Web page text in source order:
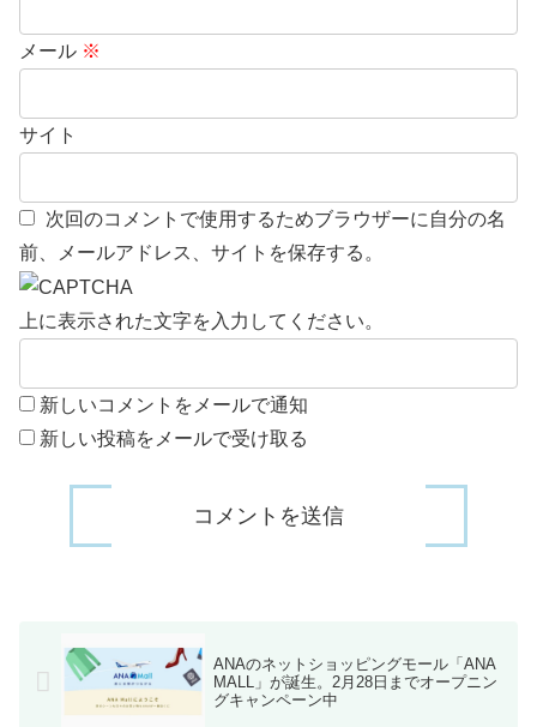
メール ※
サイト
次回のコメントで使用するためブラウザーに自分の名
前、メールアドレス、サイトを保存する。
上に表示された文字を入力してください。
新しいコメントをメールで通知
新しい投稿をメールで受け取る
ANAのネットショッピングモール「ANA
MALL」が誕生。2月28日までオープニン
グキャンペーン中